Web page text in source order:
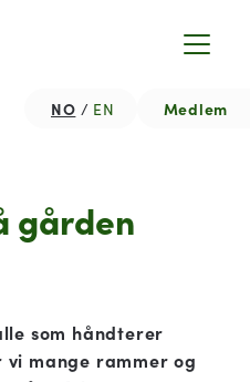
Medlem
NO EN
gården
som håndterer
mange rammer og